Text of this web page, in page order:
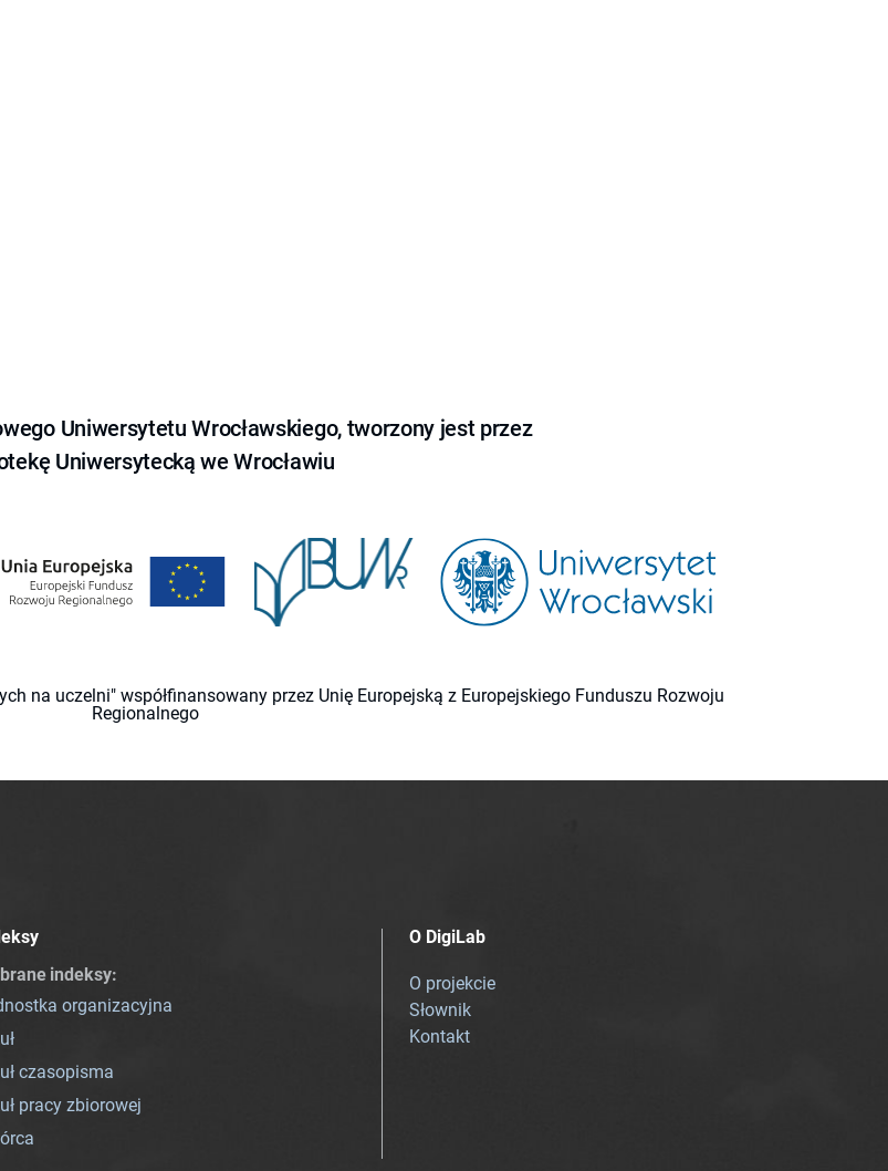
Uniwersytetu Wrocławskiego, tworzony jest przez
Uniwersytecką we Wrocławiu
na uczelni" współfinansowany przez Unię Europejską z Europejskiego Funduszu Rozwoju
Regionalnego
indeksy:
organizacyjna
czasopisma
pracy zbiorowej
O DigiLab
O projekcie
Słownik
Kontakt